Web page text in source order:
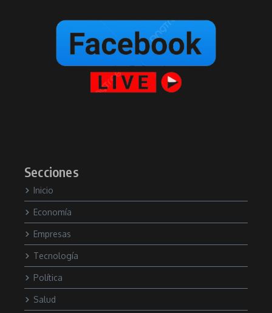
Secciones
Inicio
Economía
Empresas
Tecnología
Política
Salud